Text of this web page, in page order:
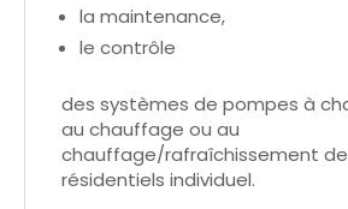
la maintenance,
le contrôle
des systèmes de pompes à
au chauffage ou au
chauffage/rafraîchissement
résidentiels individuel.